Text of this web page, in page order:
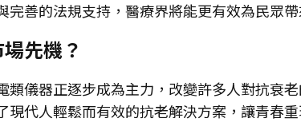
善的法規支持，醫療界將能更有效為民眾
先機？
儀器正逐步成為主力，改變許多人對抗衰
代人輕鬆而有效的抗老解決方案，讓青春